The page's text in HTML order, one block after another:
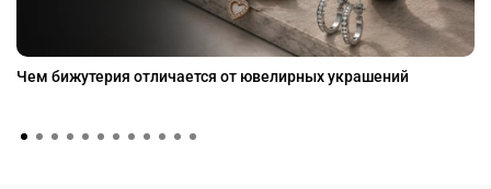
Чем бижутерия отличается от ювелирных украшений